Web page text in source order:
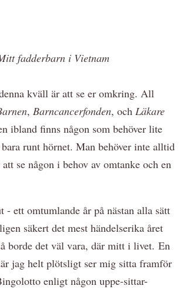
fadderbarn i Vietnam
kväll är att se er omkring. All
, Barncancerfonden, och Läkare
ibland finns någon som behöver lite
runt hörnet. Man behöver inte alltid
se någon i behov av omtanke och en
- ett omtumlande år på nästan alla sätt
säkert det mest händelserika året
borde det väl vara, där mitt i livet. En
jag helt plötsligt ser mig sitta framför
enligt någon uppe-sittar-